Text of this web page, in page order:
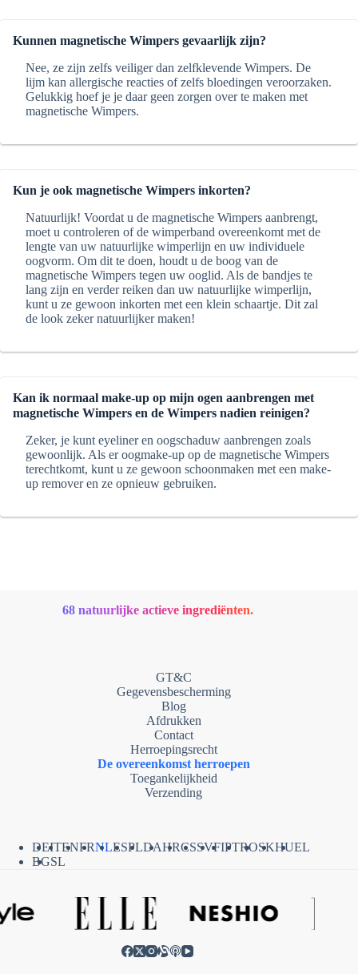
Kunnen magnetische Wimpers gevaarlijk zijn?
Nee, ze zijn zelfs veiliger dan zelfklevende Wimpers. De
lijm kan allergische reacties of zelfs bloedingen veroorzaken.
Gelukkig hoef je je daar geen zorgen over te maken met
magnetische Wimpers.
Kun je ook magnetische Wimpers inkorten?
Natuurlijk! Voordat u de magnetische Wimpers aanbrengt,
moet u controleren of de wimperband overeenkomt met de
lengte van uw natuurlijke wimperlijn en uw individuele
oogvorm. Om dit te doen, houdt u de boog van de
magnetische Wimpers tegen uw ooglid. Als de bandjes te
lang zijn en verder reiken dan uw natuurlijke wimperlijn,
kunt u ze gewoon inkorten met een klein schaartje. Dit zal
de look zeker natuurlijker maken!
Kan ik normaal make-up op mijn ogen aanbrengen met
magnetische Wimpers en de Wimpers nadien reinigen?
Zeker, je kunt eyeliner en oogschaduw aanbrengen zoals
gewoonlijk. Als er oogmake-up op de magnetische Wimpers
terechtkomt, kunt u ze gewoon schoonmaken met een make-
up remover en ze opnieuw gebruiken.
68 natuurlijke actieve ingrediënten.
GT&C
Gegevensbescherming
Blog
Afdrukken
Contact
Herroepingsrecht
De overeenkomst herroepen
Toegankelijkheid
Verzending
DEITENFRNLESPLDAHRCSSVFIPTROSKHUEL
BGSL